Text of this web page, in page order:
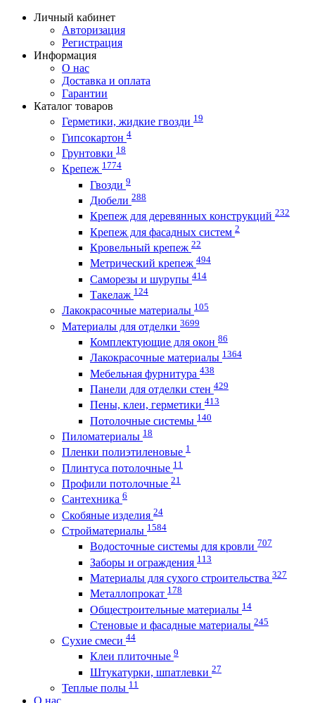
Личный кабинет
Авторизация
Регистрация
Информация
О нас
Доставка и оплата
Гарантии
Каталог товаров
Герметики, жидкие гвозди 19
Гипсокартон 4
Грунтовки 18
Крепеж 1774
Гвозди 9
Дюбели 288
Крепеж для деревянных конструкций 232
Крепеж для фасадных систем 2
Кровельный крепеж 22
Метрический крепеж 494
Саморезы и шурупы 414
Такелаж 124
Лакокрасочные материалы 105
Материалы для отделки 3699
Комплектующие для окон 86
Лакокрасочные материалы 1364
Мебельная фурнитура 438
Панели для отделки стен 429
Пены, клеи, герметики 413
Потолочные системы 140
Пиломатериалы 18
Пленки полиэтиленовые 1
Плинтуса потолочные 11
Профили потолочные 21
Сантехника 6
Скобяные изделия 24
Стройматериалы 1584
Водосточные системы для кровли 707
Заборы и ограждения 113
Материалы для сухого строительства 327
Металлопрокат 178
Общестроительные материалы 14
Стеновые и фасадные материалы 245
Сухие смеси 44
Клеи плиточные 9
Штукатурки, шпатлевки 27
Теплые полы 11